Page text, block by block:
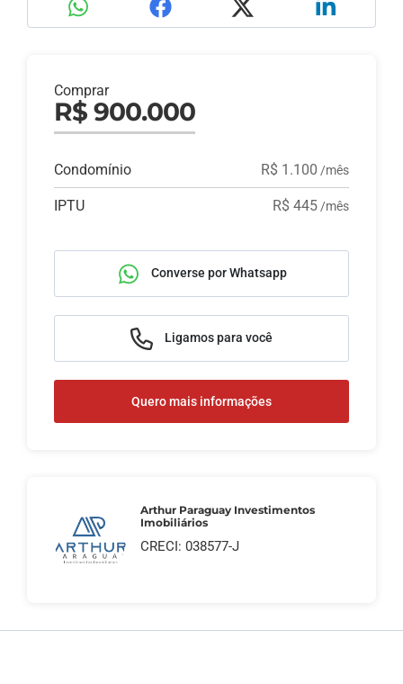
Comprar
R$ 900.000
Condomínio R$ 1.100 /mês
IPTU R$ 445 /mês
Converse por Whatsapp
Ligamos para você
Quero mais informações
Arthur Paraguay Investimentos
Imobiliários
CRECI: 038577-J